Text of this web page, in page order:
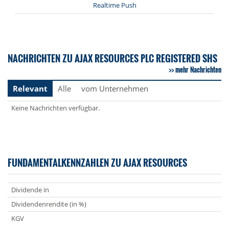
Realtime Push
NACHRICHTEN ZU AJAX RESOURCES PLC REGISTERED SHS
mehr Nachrichten
Relevant
Alle vom Unternehmen
Keine Nachrichten verfügbar.
FUNDAMENTALKENNZAHLEN ZU AJAX RESOURCES
Dividende in
Dividendenrendite (in %)
KGV